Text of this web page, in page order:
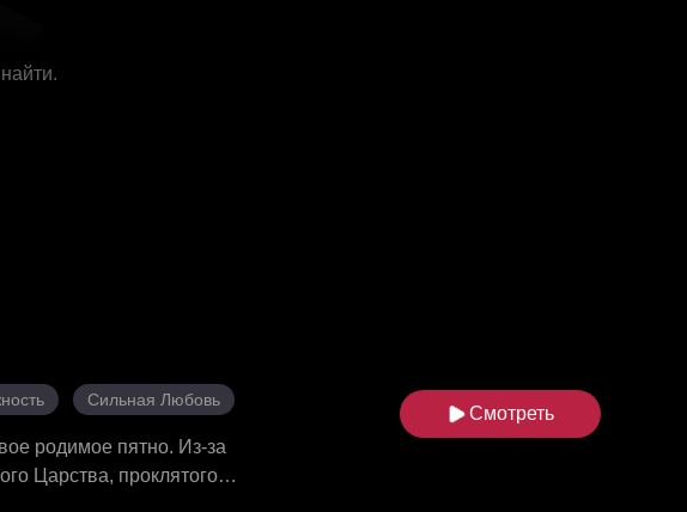
Сильная Любовь
родимое пятно. Из-за
Царства, проклятого
Смотреть